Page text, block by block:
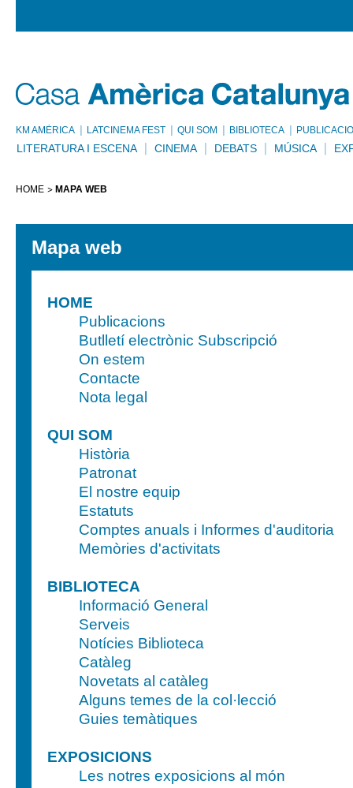
KM AMÈRICA LATCINEMA FEST QUI SOM BIBLIOTECA
LITERATURA I ESCENA CINEMA DEBATS MÚSICA
HOME MAPA WEB
Mapa web
HOME
Publicacions
Butlletí electrònic Subscripció
On estem
Contacte
Nota legal
QUI SOM
Història
Patronat
El nostre equip
Estatuts
Comptes anuals i Informes d'auditoria
Memòries d'activitats
BIBLIOTECA
Informació General
Serveis
Notícies Biblioteca
Catàleg
Novetats al catàleg
Alguns temes de la col·lecció
Guies temàtiques
EXPOSICIONS
Les notres exposicions al món